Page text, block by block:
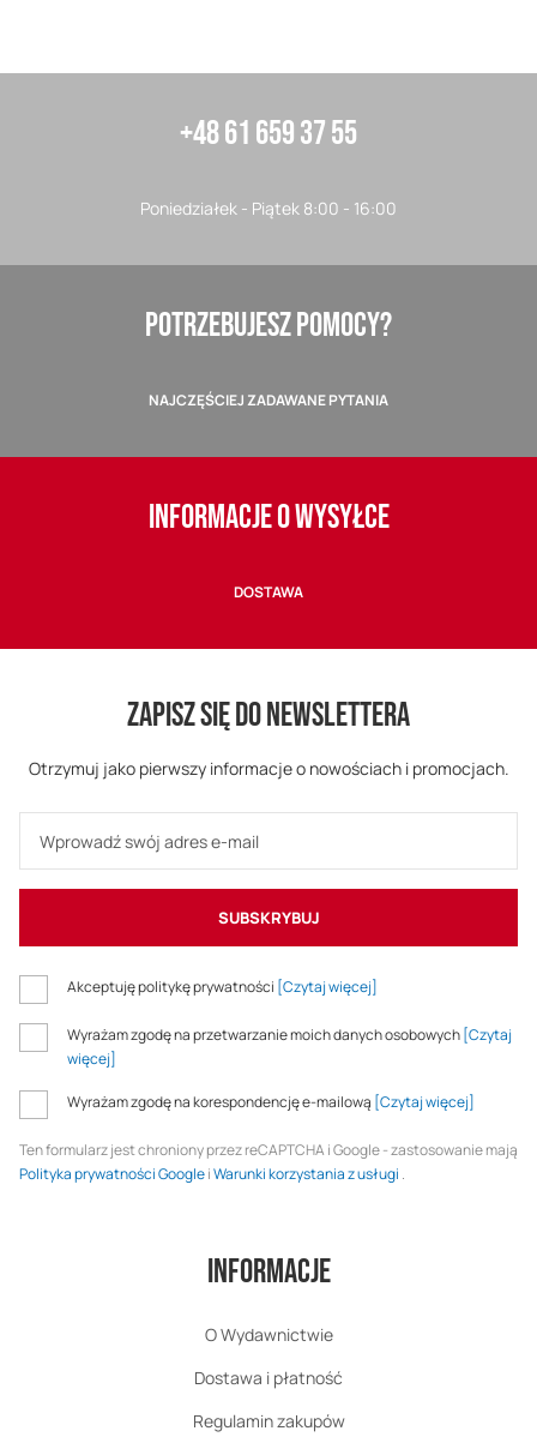
+48 61 659 37 55
Poniedziałek - Piątek 8:00 - 16:00
POTRZEBUJESZ POMOCY?
NAJCZĘŚCIEJ ZADAWANE PYTANIA
INFORMACJE O WYSYŁCE
DOSTAWA
ZAPISZ SIĘ DO NEWSLETTERA
Otrzymuj jako pierwszy informacje o nowościach i promocjach.
SUBSKRYBUJ
Akceptuję politykę prywatności [Czytaj więcej]
Wyrażam zgodę na przetwarzanie moich danych osobowych[Czytaj
więcej]
Wyrażam zgodę na korespondencję e-mailową [Czytaj więcej]
Ten formularz jest chroniony przez reCAPTCHA i Google - zastosowanie mają
Polityka prywatności GoogleiWarunki korzystania z usługi .
Informacje
O Wydawnictwie
Dostawa i płatność
Regulamin zakupów